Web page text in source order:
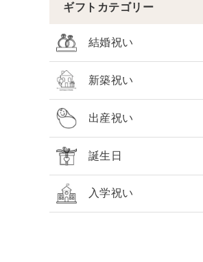
ギフトカテゴリー
結婚祝い
新築祝い
出産祝い
誕生日
入学祝い